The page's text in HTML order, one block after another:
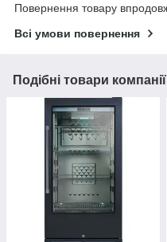
Повернення товару
Всі умови повернення
Подібні товари компанії